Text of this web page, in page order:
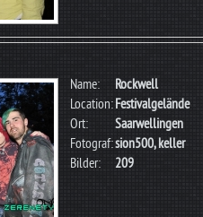
Name:
Rockwell
Location:Festivalgelände
Ort:
Saarwellingen
Fotograf:sion500, keller
Bilder:
209